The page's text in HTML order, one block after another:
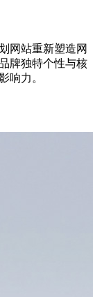
网站重新塑造网
牌独特个性与核
响力。